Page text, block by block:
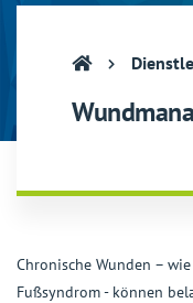
Chronische Wunden –
Fußsyndrom - können